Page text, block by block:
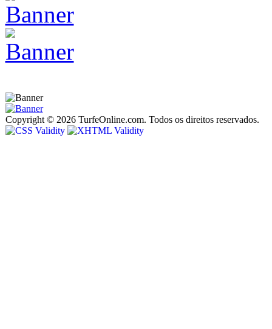
Copyright © 2026 TurfeOnline.com. Todos os direitos reservados.